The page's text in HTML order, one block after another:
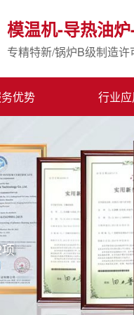
模温机-导热油
专精特新/锅炉B级制造
优势 行业